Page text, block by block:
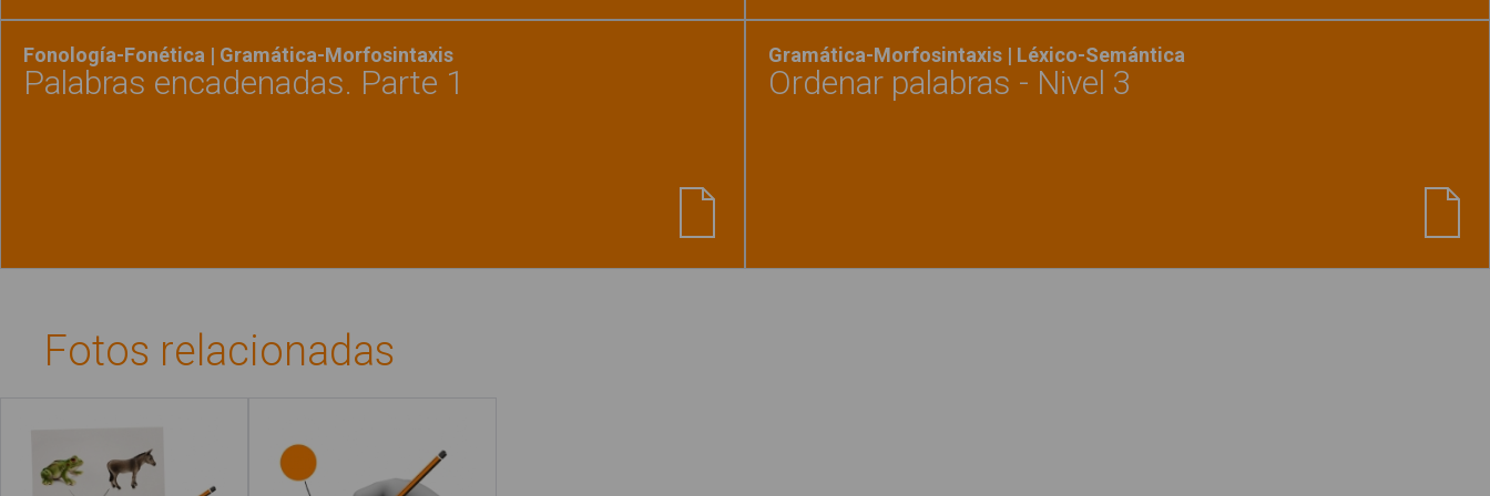
Fonología-Fonética | Gramática-Morfosintaxis
Palabras encadenadas. Parte 1
Gramática-Morfosintaxis | Léxico-Semántica
Ordenar palabras - Nivel 3
Fotos relacionadas